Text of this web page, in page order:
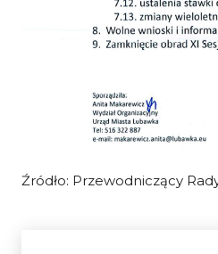
Źródło: Przewodniczący